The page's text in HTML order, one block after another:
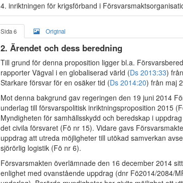
4. inriktningen för krigsförband i
Sida 6 Original
2. Ärendet och dess beredning
Till grund för denna proposition ligger bl.a.
rapporter Vägval i en globaliserad värld (Ds 2013:33)
Starkare försvar för en osäker tid (Ds 2014:20) från maj
Mot denna bakgrund gav regeringen den 19 juni 2014
underlag till försvarspolitisk inriktningsproposition 2015
Myndigheten för samhällsskydd och beredskap i
det civila försvaret (Fö nr 15). Vidare gavs
uppdrag att utreda möjligheter till utökad samverkan
sjörörlig logistik (Fö nr 6).
Försvarsmakten överlämnade den 16 december 2014
enlighet med ovanstående uppdrag (dnr Fö2014/2084/